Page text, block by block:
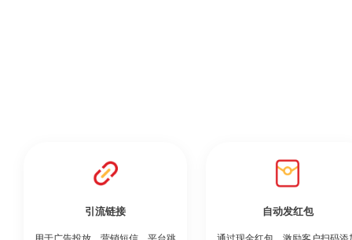
引流链接 自动发红包